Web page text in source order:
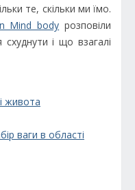
те, скільки ми їмо.
Mind body розповіли
і що взагалі
живота
ваги в області